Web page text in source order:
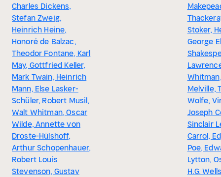
Charles Dickens,
Stefan Zweig,
Heinrich Heine,
Honoré de Balzac,
Theodor Fontane, Karl
May, Gottfried Keller,
Mark Twain, Heinrich
Mann, Else Lasker-
Schüler, Robert Musil,
Walt Whitman, Oscar
Wilde, Annette von
Droste-Hülshoff,
Arthur Schopenhauer,
Robert Louis
Stevenson, Gustav
Stoker,
George
Melville,
Wolfe,
Joseph
Sinclair
Carrol,
Poe,
Lytton,
H.G.